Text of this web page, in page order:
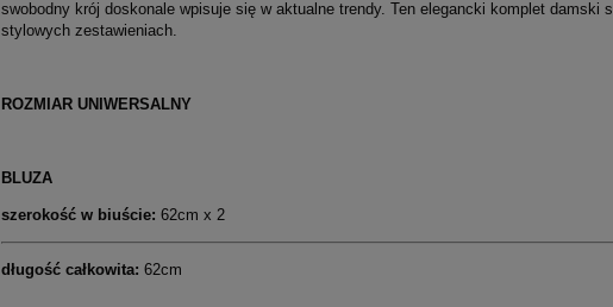
swobodny krój doskonale wpisuje się w aktualne trendy. Ten elegancki komplet
stylowych zestawieniach.
ROZMIAR UNIWERSALNY
BLUZA
szerokość w biuście: 62cm x 2
długość całkowita: 62cm